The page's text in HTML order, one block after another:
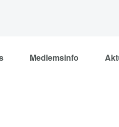
Medlemsinfo